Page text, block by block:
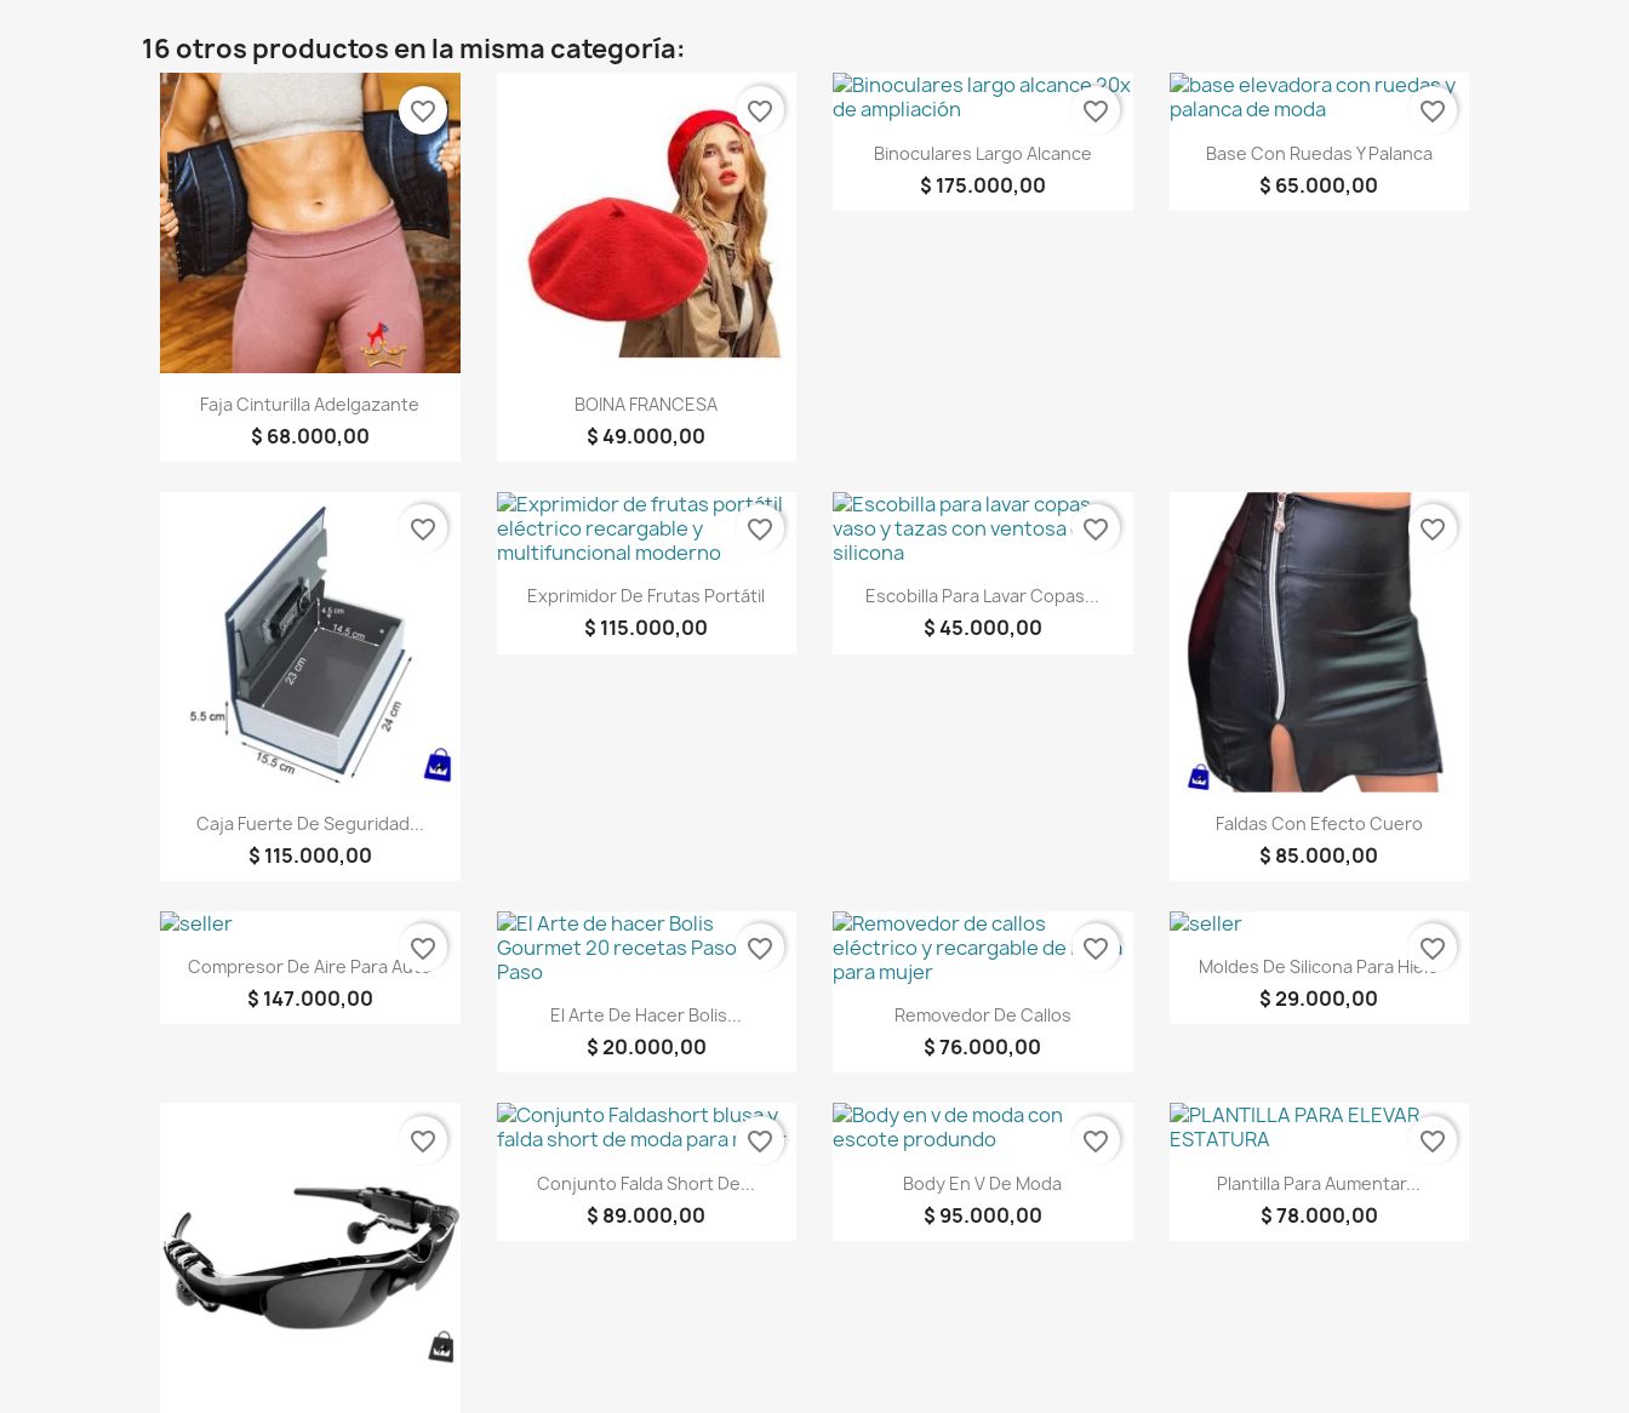
16 otros productos en la misma categoría:
Vista rápida
Faja Cinturilla Adelgazante
$ 68.000,00
favorite_border
Vista rápida
BOINA FRANCESA
$ 49.000,00
favorite_border
Vista rápida
Binoculares Largo Alcance
$ 175.000,00
favorite_border
Vista rápida
Base Con Ruedas Y Palanca
$ 65.000,00
favorite_border
Vista rápida
Caja Fuerte De Seguridad...
$ 115.000,00
favorite_border
Vista rápida
Exprimidor De Frutas Portátil
$ 115.000,00
favorite_border
Vista rápida
Escobilla Para Lavar Copas...
$ 45.000,00
favorite_border
Vista rápida
Faldas Con Efecto Cuero
$ 85.000,00
favorite_border
Vista rápida
Compresor De Aire Para Auto
$ 147.000,00
favorite_border
 Vista rápida
El Arte De Hacer Bolis...
$ 20.000,00
favorite_border
Vista rápida
Removedor De Callos
$ 76.000,00
favorite_border Vista rápida
Moldes De Silicona Para Hielo
$ 29.000,00
favorite_border
favorite_border
Vista rápida
Conjunto Falda Short De...
$ 89.000,00
favorite_border
Vista rápida
Body En V De Moda
$ 95.000,00
favorite_border
Vista rápida
Plantilla Para Aumentar...
$ 78.000,00
favorite_border